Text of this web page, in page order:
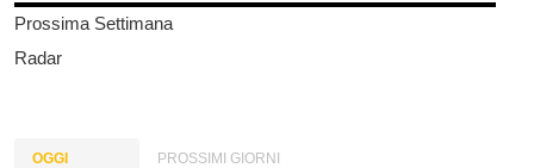
Prossima Settimana
Radar
OGGI PROSSIMI GIORNI